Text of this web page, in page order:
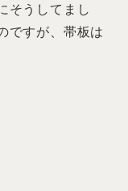
そうしてまし
ですが、帯板は